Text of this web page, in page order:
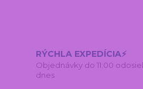
RÝCHLA EXPEDÍCIA⚡
Objednávky do 11:00
dnes